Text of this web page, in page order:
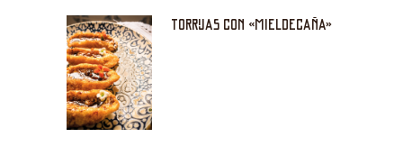
TORRIJAS CON «MIELDECAÑA»